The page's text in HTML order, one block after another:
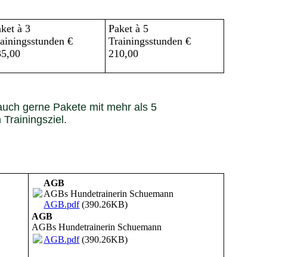
à 3
€
Paket à 5
Trainingsstunden €
210,00
gerne Pakete mit mehr als 5
Trainingsziel.
AGB
AGBs Hundetrainerin Schuemann
AGB.pdf(390.26KB)
AGB
AGBs Hundetrainerin Schuemann
AGB.pdf(390.26KB)